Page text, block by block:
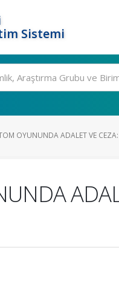
Sistemi
OYUNUNDA ADALET VE